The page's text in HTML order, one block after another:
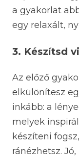
a gyakorlat
egy relaxált,
3. Készítsd
Az előző
elkülönítesz
inkább: a
melyek
készíteni
ránézhetsz.